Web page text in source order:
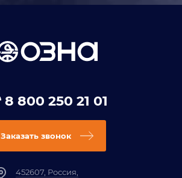
8 800 250 21 01
Заказать звонок
452607, Россия,